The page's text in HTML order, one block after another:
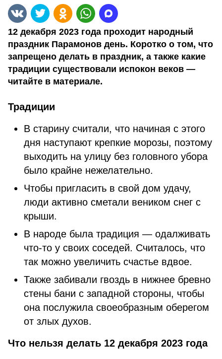
12 декабря 2023 года проходит народный
праздник Парамонов день. Коротко о том, что
запрещено делать в праздник, а также какие
традиции существовали испокон веков —
читайте в материале.
Традиции
В старину считали, что начиная с этого
дня наступают крепкие морозы, поэтому
выходить на улицу без головного убора
было крайне нежелательно.
Чтобы пригласить в свой дом удачу,
люди активно сметали веником снег с
крыши.
В народе была традиция — одалживать
что-то у своих соседей. Считалось, что
так можно увеличить счастье вдвое.
Также забивали гвоздь в нижнее бревно
стены бани с западной стороны, чтобы
она послужила своеобразным оберегом
от злых духов.
Что нельзя делать 12 декабря 2023 года